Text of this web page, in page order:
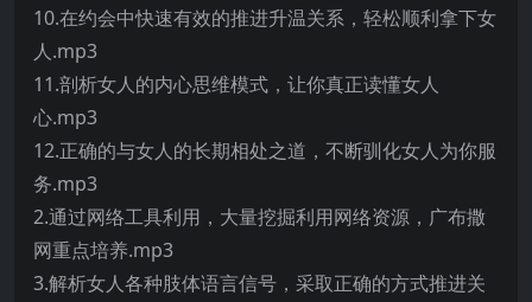
10.在约会中快速有效的推进升温关系，轻松顺利拿下女
人.mp3
11.剖析女人的内心思维模式，让你真正读懂女人
心.mp3
12.正确的与女人的长期相处之道，不断驯化女人为你服
务.mp3
2.通过网络工具利用，大量挖掘利用网络资源，广布撒
网重点培养.mp3
3.解析女人各种肢体语言信号，采取正确的方式推进关